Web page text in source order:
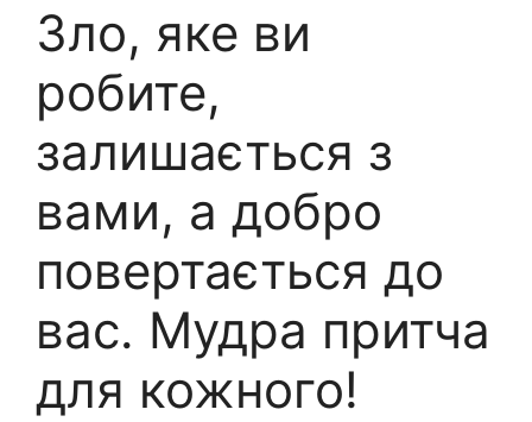
Зло, яке ви
робите,
залишається з
вами, а добро
повертається до
вас. Мудра притча
для кожного!